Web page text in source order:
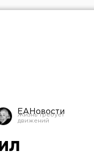
ЕАНовости